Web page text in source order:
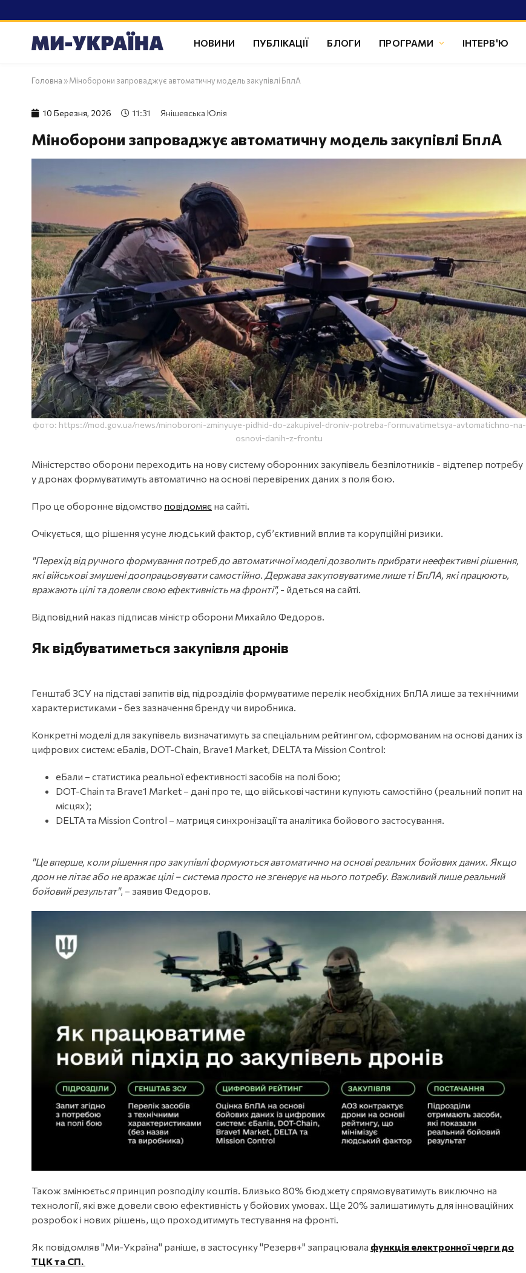
НОВИНИ ПУБЛІКАЦІЇ БЛОГИ ПРОГРАМИ ІНТЕРВ'Ю
Головна »Міноборони запроваджує автоматичну модель закупівлі БплА
10 Березня, 2026 11:31 Янішевська Юлія
Міноборони запроваджує автоматичну модель закупівлі БплА
фото: https://mod.gov.ua/news/minoboroni-zminyuye-pidhid-do-zakupivel-droniv-potreba-formuvatimetsya-avtomatichno-na-
osnovi-danih-z-frontu
Міністерство оборони переходить на нову систему оборонних закупівель безпілотників - відтепер потребу
у дронах формуватимуть автоматично на основі перевірених даних з поля бою.
Про це оборонне відомство повідомяє на сайті.
Очікується, що рішення усуне людський фактор, субʼєктивний вплив та корупційні ризики.
"Перехід від ручного формування потреб до автоматичної моделі дозволить прибрати неефективні рішення,
які військові змушені доопрацьовувати самостійно. Держава закуповуватиме лише ті БпЛА, які працюють,
вражають цілі та довели свою ефективність на фронті", - йдеться на сайті.
Відповідний наказ підписав міністр оборони Михайло Федоров.
Як відбуватиметься закупівля дронів
Генштаб ЗСУ на підставі запитів від підрозділів формуватиме перелік необхідних БпЛА лише за технічними
характеристиками - без зазначення бренду чи виробника.
Конкретні моделі для закупівель визначатимуть за спеціальним рейтингом, сформованим на основі даних із
цифрових систем: еБалів, DOT-Chain, Brave1 Market, DELTA та Mission Control:
еБали – статистика реальної ефективності засобів на полі бою;
DOT-Chain та Brave1 Market – дані про те, що військові частини купують самостійно (реальний попит на
місцях);
DELTA та Mission Control – матриця синхронізації та аналітика бойового застосування.
"Це вперше, коли рішення про закупівлі формуються автоматично на основі реальних бойових даних. Якщо
дрон не літає або не вражає цілі – система просто не згенерує на нього потребу. Важливий лише реальний
бойовий результат", – заявив Федоров.
Також змінюєтьсяпринцип розподілу коштів. Близько 80% бюджету спрямовуватимуть виключно на
технології, які вже довели свою ефективність у бойових умовах. Ще 20% залишатимуть для інноваційних
розробок і нових рішень, що проходитимуть тестування на фронті.
Як повідомляв "Ми-Україна" раніше, в застосунку "Резерв+" запрацювала функція електронної черги до
ТЦК та СП.